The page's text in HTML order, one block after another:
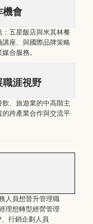
機會
五星飯店與米其林餐
座、與國際品牌策略
合服務。
職涯視野
、旅遊業的中高階主
跨產業合作與交流平
人員想晉升管理職
理想轉型經營管理
、行銷企劃人員